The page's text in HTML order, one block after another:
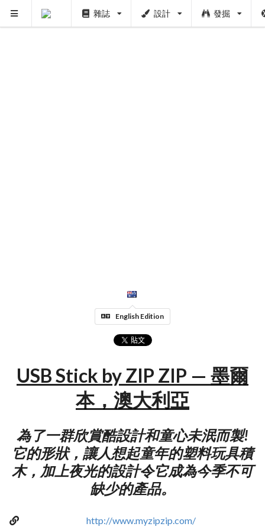
雜誌 設計 發掘
English Edition
USB Stick by ZIP ZIP — 墨爾
本，澳大利亞
為了一群欣賞酷設計和童心未泯而製!
它的形狀，讓人想起童年的塑料玩具積
木，加上夜光的設計令它成為今季不可
缺少的產品。
http://www.myzipzip.com/